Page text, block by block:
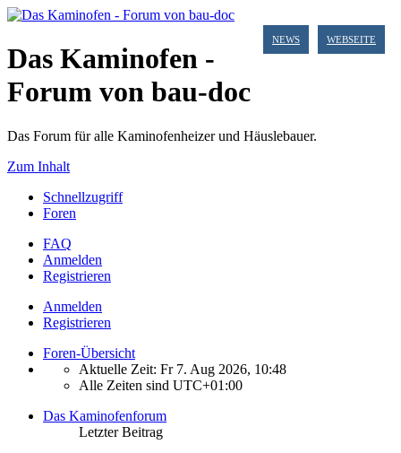
WEBSEITE
NEWS
Das Kaminofen -
Forum von bau-doc
Das Forum für alle Kaminofenheizer und Häuslebauer.
Zum Inhalt
Schnellzugriff
Foren
FAQ
Anmelden
Registrieren
Anmelden
Registrieren
Foren-Übersicht
Aktuelle Zeit: Fr 7. Aug 2026, 10:48
Alle Zeiten sind UTC+01:00
Das Kaminofenforum
Letzter Beitrag